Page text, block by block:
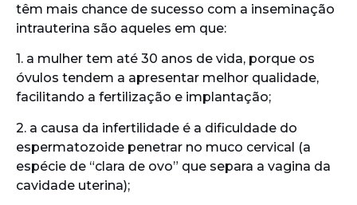
têm mais chance de sucesso com a inseminação
intrauterina são aqueles em que:
1. a mulher tem até 30 anos de vida, porque os
óvulos tendem a apresentar melhor qualidade,
facilitando a fertilização e implantação;
2. a causa da infertilidade é a dificuldade do
espermatozoide penetrar no muco cervical (a
espécie de “clara de ovo” que separa a vagina da
cavidade uterina);